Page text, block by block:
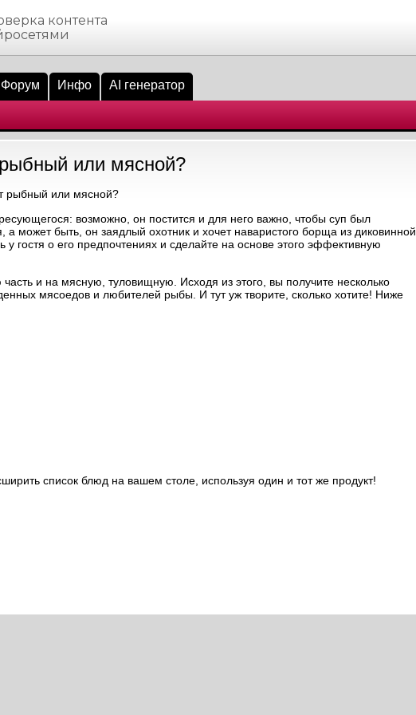
контента
Форум Инфо AI генератор
рыбный или мясной?
рыбный или мясной?
возможно, он постится и для него важно, чтобы суп был
может быть, он заядлый охотник и хочет наваристого борща из диковинной
гостя о его предпочтениях и сделайте на основе этого эффективную
и на мясную, туловищную. Исходя из этого, вы получите несколько
мясоедов и любителей рыбы. И тут уж творите, сколько хотите! Ниже
список блюд на вашем столе, используя один и тот же продукт!